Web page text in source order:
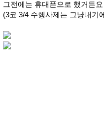
그전에는 휴대폰으로 했거든
(3코 3/4 수행사제는 그냥내기